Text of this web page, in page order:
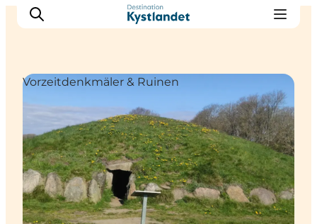
Erlebnisse
Städte
Unterkünfte
Camping
Vorzeitdenkmäler & Ruinen